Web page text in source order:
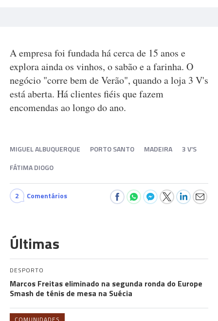
A empresa foi fundada há cerca de 15 anos e
explora ainda os vinhos, o sabão e a farinha. O
negócio "corre bem de Verão", quando a loja 3 V's
está aberta. Há clientes fiéis que fazem
encomendas ao longo do ano.
MIGUEL ALBUQUERQUE PORTO SANTO MADEIRA
3 V'S
FÁTIMA DIOGO
2 Comentários
Últimas
DESPORTO
Marcos Freitas eliminado na segunda ronda do Europe
Smash de ténis de mesa na Suécia